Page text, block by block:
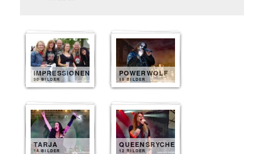
IMPRESSIONEN
30 BILDER
POWERWOLF
15 BILDER
TARJA
14 BILDER
QUEENSRYCHE
12 BILDER